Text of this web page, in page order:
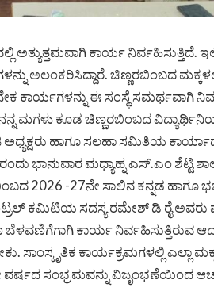
ಕಾರ್ಯ ನಿರ್ವಹಿಸುತ್ತಿದೆ.
ಅಲಂಕರಿಸಿದ್ದಾರೆ. ಚಿಣ್ಣರಬಿಂಬದ ಮಕ್ಕಳಲ್ಲಿ
ಕಾರ್ಯಗಳನ್ನು ಈ ಸಂಸ್ಥೆ ಸಮರ್ಥವಾಗಿ
ಕೂಡ ಚಿಣ್ಣರಬಿಂಬದ
ಹಾಗೂ ಸಲಹಾ ಸಮಿತಿಯ
ಭಾನುವಾರ ಮಧ್ಯಾಹ್ನ ಎಸ್.ಎಂ ಶೆಟ್ಟಿ
2026 -27ನೇ ಸಾಲಿನ ಕನ್ನಡ ಹಾಗೂ
ಕಮಿಟಿಯ ಸದಸ್ಯ ರಮೇಶ್ ಡಿ ರೈ ಅವರು
ಬೆಳವಣಿಗೆಗಾಗಿ ಕಾರ್ಯ ನಿರ್ವಹಿಸುತ್ತಿರುವ
ಸಾಂಸ್ಕೃತಿಕ ಕಾರ್ಯಕ್ರಮಗಳಲ್ಲಿ ಎಲ್ಲಾ
ಸಂಭ್ರಮವನ್ನು ವಿಜೃಂಭಣೆಯಿಂದ